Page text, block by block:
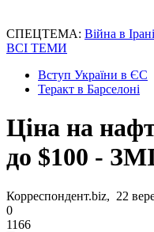
СПЕЦТЕМА: Війна в Ірані
ВСІ ТЕМИ
Вступ України в ЄС
Теракт в Барселоні
Ціна на
до $100 -
Корреспондент.biz, 22
0
1166